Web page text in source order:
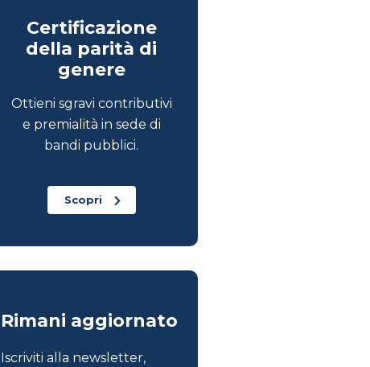
Certificazione
della parità di
genere
Ottieni sgravi contributivi
e premialità in sede di
bandi pubblici.
Scopri
Rimani aggiornato
Iscriviti alla newsletter,